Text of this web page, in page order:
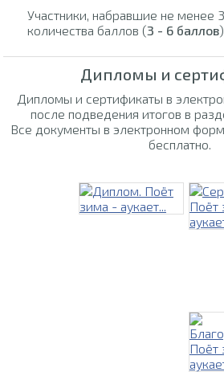
Участники, набравшие не менее
количества баллов (3 - 6 баллов
Дипломы и
Дипломы и сертификаты в
после подведения итогов в
Все документы в электронном
бесплатно.